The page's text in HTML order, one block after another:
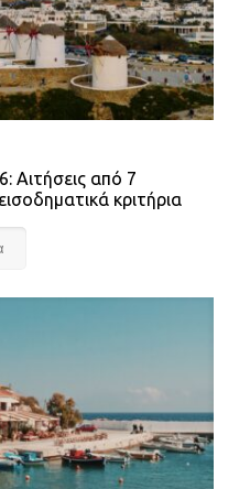
Αιτήσεις από 7
κριτήρια